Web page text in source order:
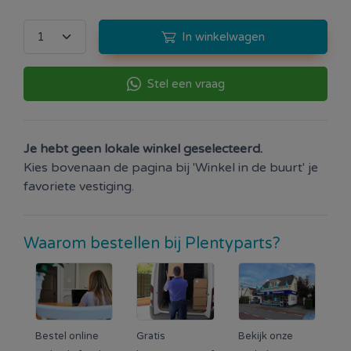
In winkelwagen
Stel een vraag
Je hebt geen lokale winkel geselecteerd.
Kies bovenaan de pagina bij 'Winkel in de buurt' je
favoriete vestiging.
Waarom bestellen bij Plentyparts?
Bestel online
Gratis
Bekijk onze